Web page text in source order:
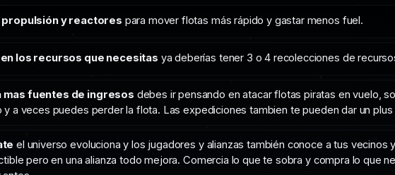
y reactores para mover flotas más rápido y gastar menos fuel.
los recursos que necesitas ya deberías tener 3 o 4 recolecciones de
mas fuentes de ingresos debes ir pensando en atacar flotas piratas en vuelo,
y a veces puedes perder la flota. Las expediciones tambien te pueden dar un plus
el universo evoluciona y los jugadores y alianzas también conoce a tus
pero en una alianza todo mejora. Comercia lo que te sobra y compra lo que